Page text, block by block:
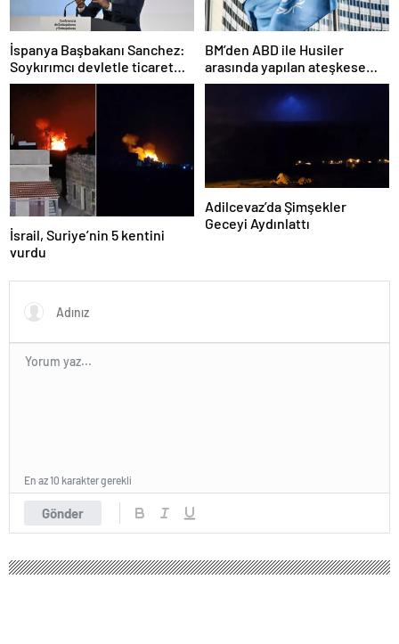
İspanya Başbakanı Sanchez:
Soykırımcı devletle ticaret
yapmayız
BM’den ABD ile Husiler
arasında yapılan ateşkese
ilişkin değerlendirme
İsrail, Suriye’nin 5 kentini
vurdu
Adilcevaz’da Şimşekler
Geceyi Aydınlattı
Gönder
En az 10 karakter gerekli